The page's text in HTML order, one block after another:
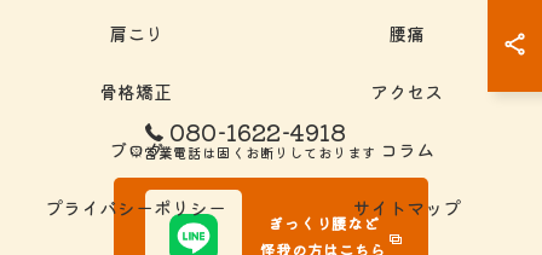
080-1622-4918
※営業電話は固くお断りしております
ぎっくり腰など
怪我の方はこちら
肩こり 腰痛
骨格矯正 アクセス
ブログ コラム
プライバシーポリシー サイトマップ